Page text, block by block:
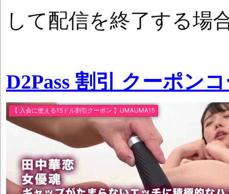
して配信を終了する場
D2Pass 割引 クーポン